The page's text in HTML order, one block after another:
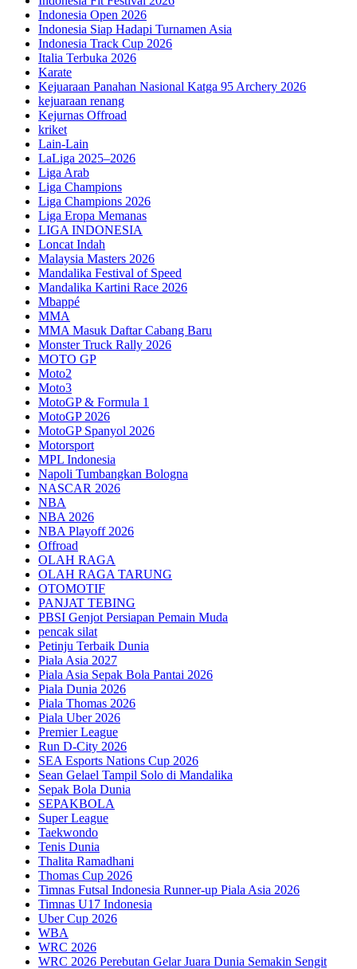
Indonesia Open 2026
Indonesia Siap Hadapi Turnamen Asia
Indonesia Track Cup 2026
Italia Terbuka 2026
Karate
Kejuaraan Panahan Nasional Katga 95 Archery 2026
kejuaraan renang
Kejurnas Offroad
kriket
Lain-Lain
LaLiga 2025–2026
Liga Arab
Liga Champions
Liga Champions 2026
Liga Eropa Memanas
LIGA INDONESIA
Loncat Indah
Malaysia Masters 2026
Mandalika Festival of Speed
Mandalika Kartini Race 2026
Mbappé
MMA
MMA Masuk Daftar Cabang Baru
Monster Truck Rally 2026
MOTO GP
Moto2
Moto3
MotoGP & Formula 1
MotoGP 2026
MotoGP Spanyol 2026
Motorsport
MPL Indonesia
Napoli Tumbangkan Bologna
NASCAR 2026
NBA
NBA 2026
NBA Playoff 2026
Offroad
OLAH RAGA
OLAH RAGA TARUNG
OTOMOTIF
PANJAT TEBING
PBSI Genjot Persiapan Pemain Muda
pencak silat
Petinju Terbaik Dunia
Piala Asia 2027
Piala Asia Sepak Bola Pantai 2026
Piala Dunia 2026
Piala Thomas 2026
Piala Uber 2026
Premier League
Run D-City 2026
SEA Esports Nations Cup 2026
Sean Gelael Tampil Solo di Mandalika
Sepak Bola Dunia
SEPAKBOLA
Super League
Taekwondo
Tenis Dunia
Thalita Ramadhani
Thomas Cup 2026
Timnas Futsal Indonesia Runner-up Piala Asia 2026
Timnas U17 Indonesia
Uber Cup 2026
WBA
WRC 2026
WRC 2026 Perebutan Gelar Juara Dunia Semakin Sengit